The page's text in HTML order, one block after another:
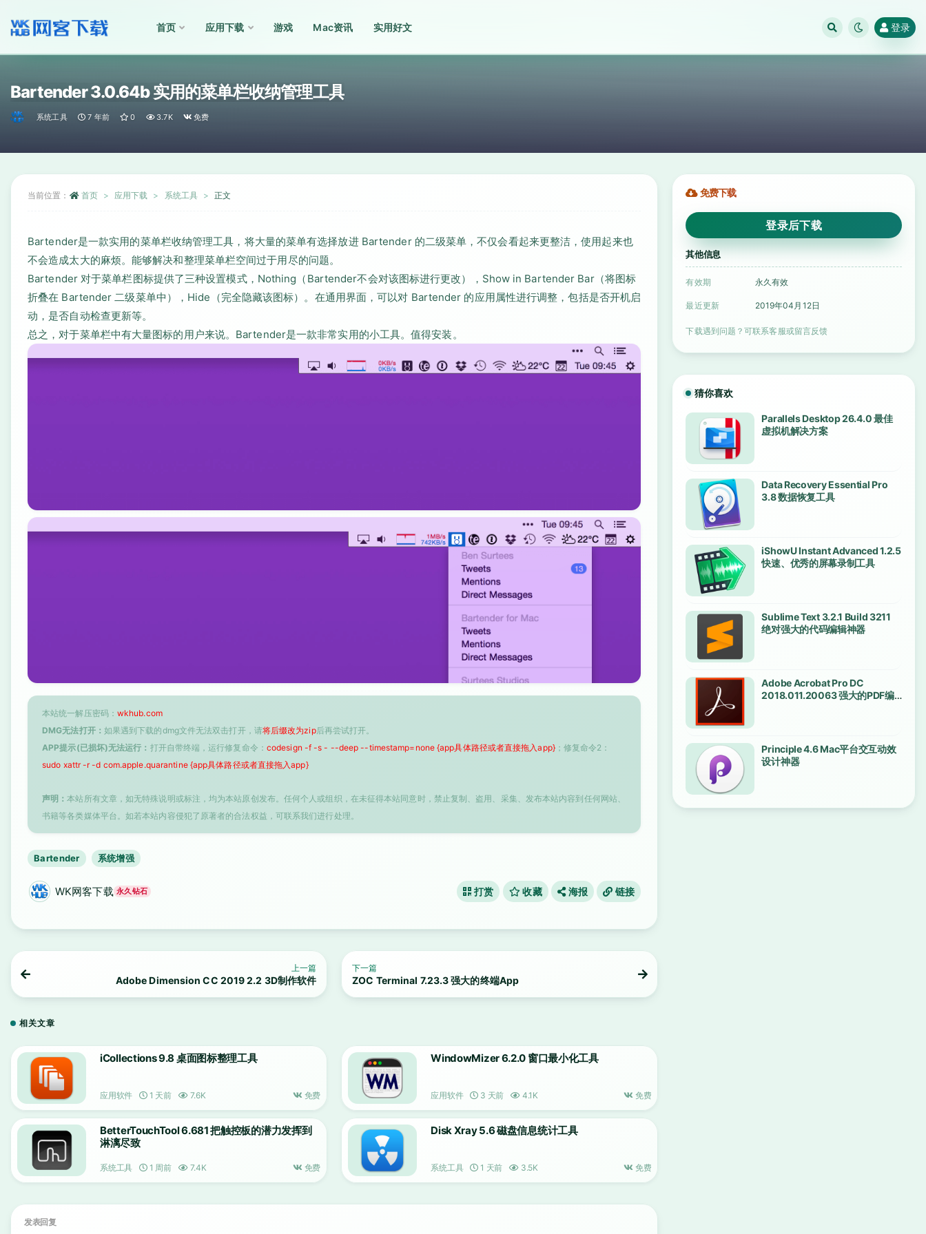
首页 应用下载 游戏 Mac资讯 实用好文 登录
Bartender 3.0.64b 实用的菜单栏收纳管理工具
系统工具 7 年前 0 3.7K 免费
当前位置： 首页 应用下载 系统工具 正文
Bartender是一款实用的菜单栏收纳管理工具，将大量的菜单有选择放进 Bartender 的二级菜单，不仅会看起来更整洁，使用起来也
不会造成太大的麻烦。能够解决和整理菜单栏空间过于用尽的问题。
Bartender 对于菜单栏图标提供了三种设置模式，Nothing（Bartender不会对该图标进行更改），Show in Bartender Bar（将图标
折叠在 Bartender 二级菜单中），Hide（完全隐藏该图标）。在通用界面，可以对 Bartender 的应用属性进行调整，包括是否开机启
动，是否自动检查更新等。
总之，对于菜单栏中有大量图标的用户来说。Bartender是一款非常实用的小工具。值得安装。
本站统一解压密码： wkhub.com
DMG无法打开： 如果遇到下载的dmg文件无法双击打开，请将后缀改为zip后再尝试打开。
APP提示(已损坏)无法运行： 打开自带终端，运行修复命令： codesign -f -s - --deep --timestamp=none {app具体路径或者直接拖入app}；修复命令2：
sudo xattr -r -d com.apple.quarantine {app具体路径或者直接拖入app}
声明：本站所有文章，如无特殊说明或标注，均为本站原创发布。任何个人或组织，在未征得本站同意时，禁止复制、盗用、采集、发布本站内容到任何网站、
书籍等各类媒体平台。如若本站内容侵犯了原著者的合法权益，可联系我们进行处理。
Bartender 系统增强
WK网客下载 永久钻石 打赏 收藏 海报 链接
上一篇
Adobe Dimension CC 2019 2.2 3D制作软件
下一篇
ZOC Terminal 7.23.3 强大的终端App
相关文章
iCollections 9.8 桌面图标整理工具
应用软件 1 天前 7.6K 免费
WindowMizer 6.2.0 窗口最小化工具
应用软件 3 天前 4.1K 免费
BetterTouchTool 6.681 把触控板的潜力发挥到
淋漓尽致
系统工具 1 周前 7.4K 免费
Disk Xray 5.6 磁盘信息统计工具
系统工具 1 天前 3.5K 免费
发表回复
免费下载
登录后下载
其他信息
有效期 永久有效
最近更新 2019年04月12日
下载遇到问题？可联系客服或留言反馈
猜你喜欢
Parallels Desktop 26.4.0 最佳
虚拟机解决方案
Data Recovery Essential Pro
3.8 数据恢复工具
iShowU Instant Advanced 1.2.5
快速、优秀的屏幕录制工具
Sublime Text 3.2.1 Build 3211
绝对强大的代码编辑神器
Adobe Acrobat Pro DC
2018.011.20063 强大的PDF编
Principle 4.6 Mac平台交互动效
设计神器